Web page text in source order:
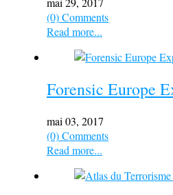
(0) Comments
Read more...
Forensic Europe
mai 03, 2017
(0) Comments
Read more...